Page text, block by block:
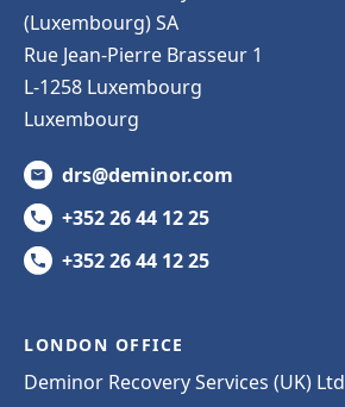
(Luxembourg) SA
Rue Jean-Pierre Brasseur 1
L-1258 Luxembourg
Luxembourg
drs@deminor.com
+352 26 44 12 25
+352 26 44 12 25
LONDON OFFICE
Deminor Recovery Services (UK) Ltd